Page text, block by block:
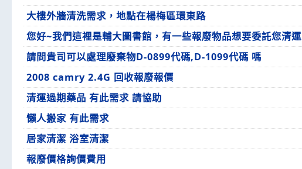
大樓外牆清洗需求，地點在楊梅區環東路
您好~我們這裡是輔大圖書館，有一些報廢物品想要委託您清運
請問貴司可以處理廢棄物D-0899代碼,D-1099代碼 嗎
2008 camry 2.4G 回收報廢報價
清運過期藥品 有此需求 請協助
懶人搬家 有此需求
居家清潔 浴室清潔
報廢價格詢價費用